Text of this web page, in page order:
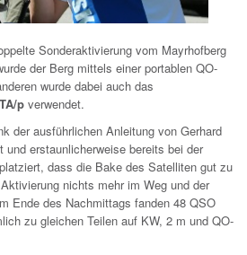
Sonderaktivierung vom Mayrhofberg
der Berg mittels einer portablen QO-
wurde dabei auch das
p verwendet.
der ausführlichen Anleitung von Gerhard
erstaunlicherweise bereits bei der
dass die Bake des Satelliten gut zu
nichts mehr im Weg und der
Ende des Nachmittags fanden 48 QSO
zu gleichen Teilen auf KW, 2 m und QO-